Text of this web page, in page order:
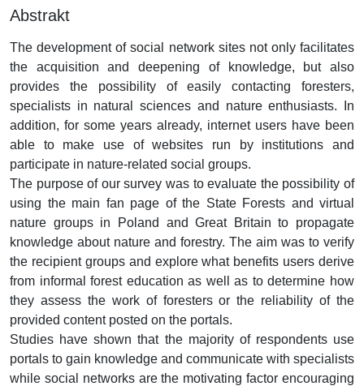
Abstrakt
The development of social network sites not only facilitates
the acquisition and deepening of knowledge, but also
provides the possibility of easily contacting foresters,
specialists in natural sciences and nature enthusiasts. In
addition, for some years already, internet users have been
able to make use of websites run by institutions and
participate in nature-related social groups.
The purpose of our survey was to evaluate the possibility of
using the main fan page of the State Forests and virtual
nature groups in Poland and Great Britain to propagate
knowledge about nature and forestry. The aim was to verify
the recipient groups and explore what benefits users derive
from informal forest education as well as to determine how
they assess the work of foresters or the reliability of the
provided content posted on the portals.
Studies have shown that the majority of respondents use
portals to gain knowledge and communicate with specialists
while social networks are the motivating factor encouraging